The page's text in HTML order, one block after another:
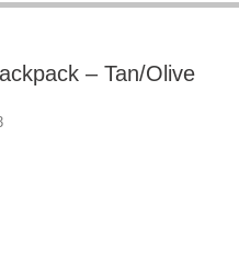
– Tan/Olive